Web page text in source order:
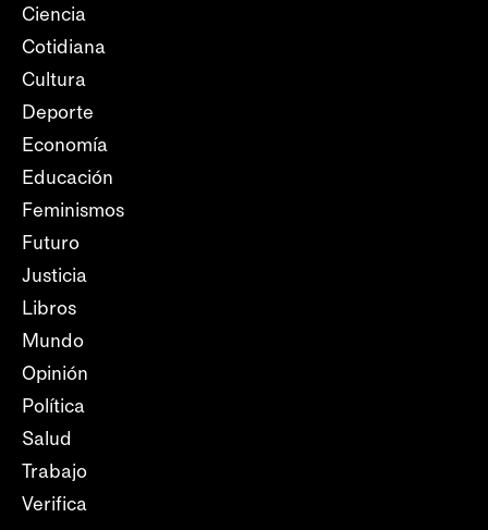
Ciencia
Cotidiana
Cultura
Deporte
Economía
Educación
Feminismos
Futuro
Justicia
Libros
Mundo
Opinión
Política
Salud
Trabajo
Verifica